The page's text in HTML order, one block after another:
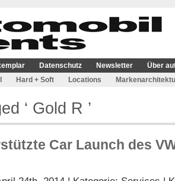
Datenschutz Newsletter
Über
Hard + Soft Locations
‘ Gold R ’
Car Launch des